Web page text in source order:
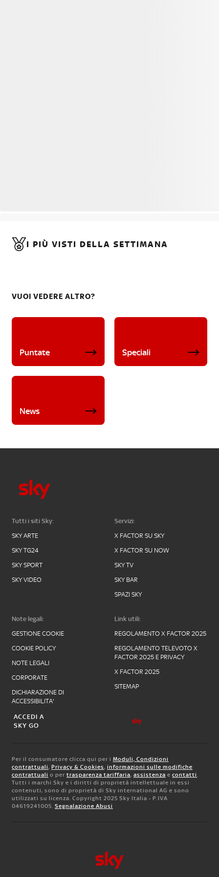
I PIÙ VISTI DELLA SETTIMANA
VUOI VEDERE ALTRO?
Puntate Speciali
News
Tutti i siti Sky:
SKY ARTE
SKY TG24
SKY SPORT
SKY VIDEO
Servizi:
X FACTOR SU SKY
X FACTOR SU NOW
SKY TV
SKY BAR
SPAZI SKY
Note legali:
GESTIONE COOKIE
COOKIE POLICY
NOTE LEGALI
CORPORATE
DICHIARAZIONE DI
ACCESSIBILITA'
Link utili:
REGOLAMENTO X FACTOR 2025
REGOLAMENTO TELEVOTO X
FACTOR 2025 E PRIVACY
X FACTOR 2025
SITEMAP
ACCEDI A
SKY GO
Per il consumatore clicca qui per i Moduli, Condizioni
contrattuali, Privacy & Cookies, informazioni sulle modifiche
contrattuali o per trasparenza tariffaria, assistenza e contatti.
Tutti i marchi Sky e i diritti di proprietà intellettuale in essi
contenuti, sono di proprietà di Sky international AG e sono
utilizzati su licenza. Copyright 2025 Sky Italia - P.IVA
04619241005. Segnalazione Abusi